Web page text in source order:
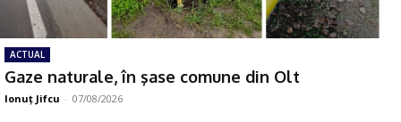
ACTUAL
Gaze naturale, în şase comune din Olt
Ionuţ Jifcu - 07/08/2026